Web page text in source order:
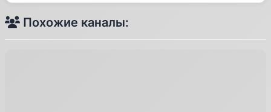
Похожие каналы: